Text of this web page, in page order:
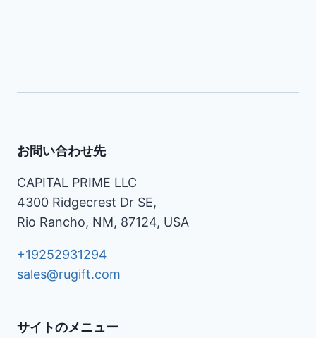
お問い合わせ先
CAPITAL PRIME LLC
4300 Ridgecrest Dr SE,
Rio Rancho, NM, 87124, USA
+19252931294
sales@rugift.com
サイトのメニュー